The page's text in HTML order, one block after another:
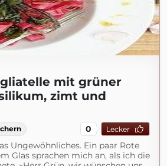
mit grüner
zimt und
0 Lecker
Ungewöhnliches. Ein paar Rote
Glas sprachen mich an, als ich die